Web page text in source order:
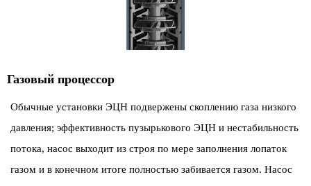
Газовый процессор
Обычные установки ЭЦН подвержены скоплению газа низкого
давления; эффективность пузырькового ЭЦН и нестабильность
потока, насос выходит из строя по мере заполнения лопаток
газом и в конечном итоге полностью забивается газом. Насос